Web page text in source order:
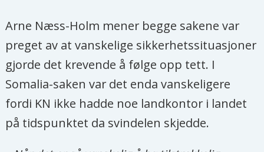
Arne Næss-Holm mener begge sakene var
preget av at vanskelige sikkerhetssituasjoner
gjorde det krevende å følge opp tett. I
Somalia-saken var det enda vanskeligere
fordi KN ikke hadde noe landkontor i landet
på tidspunktet da svindelen skjedde.